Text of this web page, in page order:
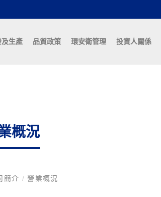
及生產 品質政策 環安衛管理 投資人關係
概況
簡介 / 營業概況